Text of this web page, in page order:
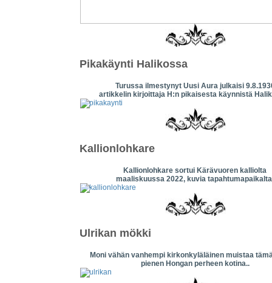
Pikakäynti Halikossa
Turussa ilmestynyt Uusi Aura julkaisi
artikkelin kirjoittaja H:n pikaisesta käynnistä
Kallionlohkare
Kallionlohkare sortui Kärävuoren kalliolta
maaliskuussa 2022, kuvia
Ulrikan mökki
Moni vähän vanhempi kirkonkyläläinen muistaa
pienen Hongan perheen kotina..